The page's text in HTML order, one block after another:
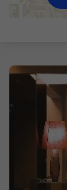
Voos +
Cruzeiros
Promoções